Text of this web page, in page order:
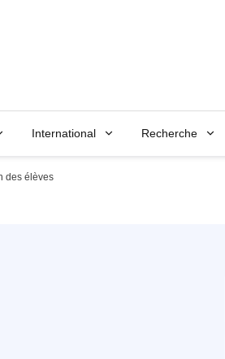
International Recherche
des élèves